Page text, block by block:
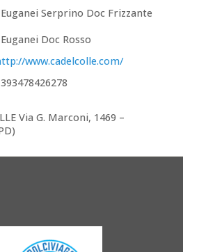
Serprino Doc Frizzante
Doc Rosso
www.cadelcolle.com/
393478426278
Via G. Marconi, 1469 –